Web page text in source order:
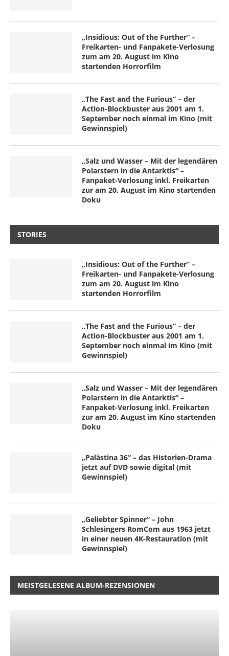
„Insidious: Out of the Further“ –
Freikarten- und Fanpakete-Verlosung
zum am 20. August im Kino
startenden Horrorfilm
„The Fast and the Furious“ – der
Action-Blockbuster aus 2001 am 1.
September noch einmal im Kino (mit
Gewinnspiel)
„Salz und Wasser – Mit der legendären
Polarstern in die Antarktis“ –
Fanpaket-Verlosung inkl. Freikarten
zur am 20. August im Kino startenden
Doku
STORIES
„Insidious: Out of the Further“ –
Freikarten- und Fanpakete-Verlosung
zum am 20. August im Kino
startenden Horrorfilm
„The Fast and the Furious“ – der
Action-Blockbuster aus 2001 am 1.
September noch einmal im Kino (mit
Gewinnspiel)
„Salz und Wasser – Mit der legendären
Polarstern in die Antarktis“ –
Fanpaket-Verlosung inkl. Freikarten
zur am 20. August im Kino startenden
Doku
„Palästina 36“ – das Historien-Drama
jetzt auf DVD sowie digital (mit
Gewinnspiel)
„Geliebter Spinner“ – John
Schlesingers RomCom aus 1963 jetzt
in einer neuen 4K-Restauration (mit
Gewinnspiel)
MEISTGELESENE ALBUM-REZENSIONEN